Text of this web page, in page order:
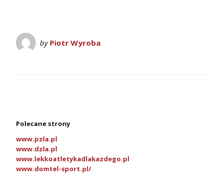
by Piotr Wyroba
Polecane strony
www.pzla.pl
www.dzla.pl
www.lekkoatletykadlakazdego.pl
www.domtel-sport.pl/